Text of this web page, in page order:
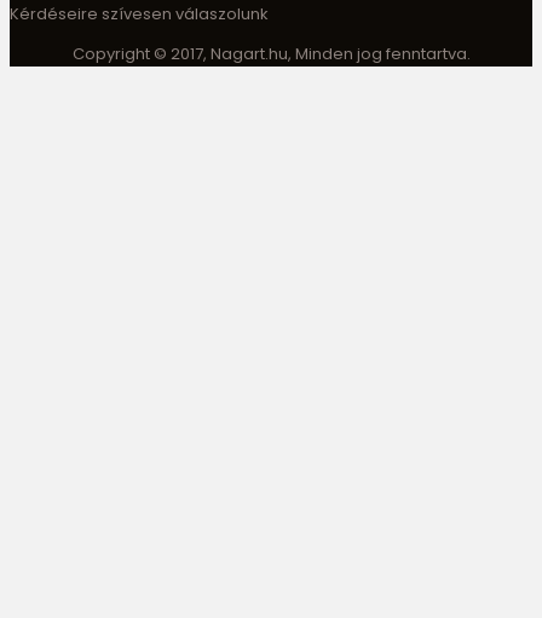
Kérdéseire szívesen válaszolunk
Copyright © 2017, Nagart.hu, Minden jog fenntartva.